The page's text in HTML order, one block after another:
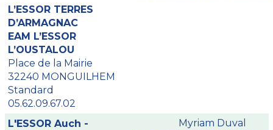
L’ESSOR TERRES
D’ARMAGNAC
EAM L’ESSOR
L’OUSTALOU
Place de la Mairie
32240 MONGUILHEM
Standard
05.62.09.67.02
L'ESSOR Auch -
Myriam Duval